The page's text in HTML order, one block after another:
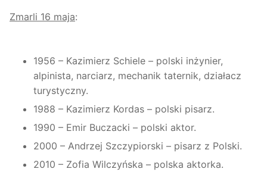
Zmarli 16 maja:
1956 – Kazimierz Schiele – polski inżynier,
alpinista, narciarz, mechanik taternik, działacz
turystyczny.
1988 – Kazimierz Kordas – polski pisarz.
1990 – Emir Buczacki – polski aktor.
2000 – Andrzej Szczypiorski – pisarz z Polski.
2010 – Zofia Wilczyńska – polska aktorka.